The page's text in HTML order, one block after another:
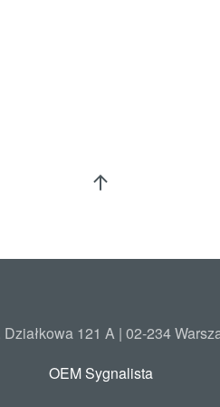
121 A | 02-234
OEM Sygnalista